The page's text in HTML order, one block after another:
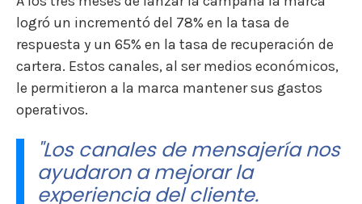
logró un incrementó del 78% en la tasa de
respuesta y un 65% en la tasa de recuperación de
cartera. Estos canales, al ser medios económicos,
le permitieron a la marca mantener sus gastos
operativos.
"Los canales de mensajería nos
ayudaron a mejorar la
experiencia del cliente.